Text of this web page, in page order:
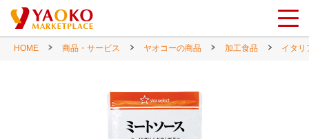
HOME 商品・サービス ヤオコーの商品 加工食品 イタリ